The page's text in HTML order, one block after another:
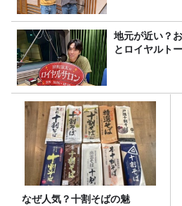
地元が近い？
とロイヤルト
なぜ人気？十割そばの魅